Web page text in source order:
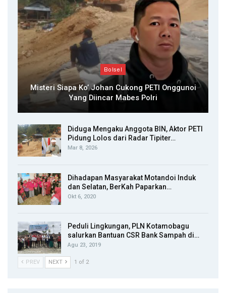
Bolsel
Misteri Siapa Ko’ Johan Cukong PETI Onggunoi
Yang Diincar Mabes Polri
Diduga Mengaku Anggota BIN, Aktor PETI
Pidung Lolos dari Radar Tipiter…
Mar 8, 2026
Dihadapan Masyarakat Motandoi Induk
dan Selatan, BerKah Paparkan…
Okt 6, 2020
Peduli Lingkungan, PLN Kotamobagu
salurkan Bantuan CSR Bank Sampah di…
Agu 23, 2019
PREV NEXT 1 of 2